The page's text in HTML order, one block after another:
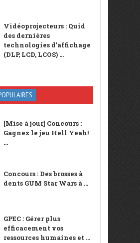
Vidéoprojecteurs : Quid
des dernières
technologies d’affichage
(DLP, LCD, LCOS) ...
[Mise à jour] Concours :
Gagnez le jeu Hell Yeah!
...
Concours : Des brosses à
dents GUM Star Wars à ...
GPEC : Gérer plus
efficacement vos
ressources humaines et ...